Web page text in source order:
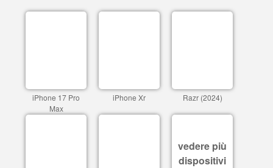
iPhone 17 Pro
Max
iPhone Xr Razr (2024)
vedere più
dispositivi